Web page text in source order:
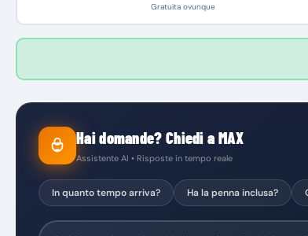
Gratuita ovunque
Hai domande? Chiedi a MAX
Assistente AI • Risposte in tempo reale
In quanto tempo arriva? Ha la penna inclusa?